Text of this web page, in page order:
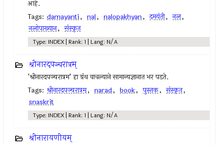
आहे.
Tags: damayanti, nal, nalopakhyan, दमयंती, नल,
नलोपाख्यान, संस्कृत
Type: INDEX | Rank: 1 | Lang: N/A
श्रीनारदपञ्चरात्रम्
‘श्रीनारदपञ्चरात्रम‘ हा ग्रंथ वाचल्याने सामान्यज्ञानात भर पडते.
Tags: श्रीनारदपञ्चरात्रम्, narad, book, पुस्तक, संस्कृत,
snaskrit
Type: INDEX | Rank: 1 | Lang: N/A
श्रीनारायणीयम्